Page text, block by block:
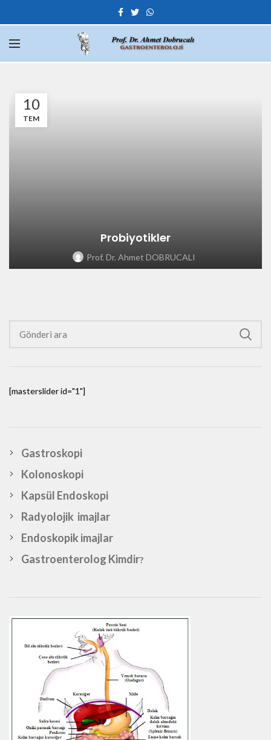
10
TEM
Probiyotikler
Prof. Dr. Ahmet DOBRUCALI
[masterslider id="1"]
Gastroskopi
Kolonoskopi
Kapsül Endoskopi
Radyolojik imajlar
Endoskopik imajlar
Gastroenterolog Kimdir?